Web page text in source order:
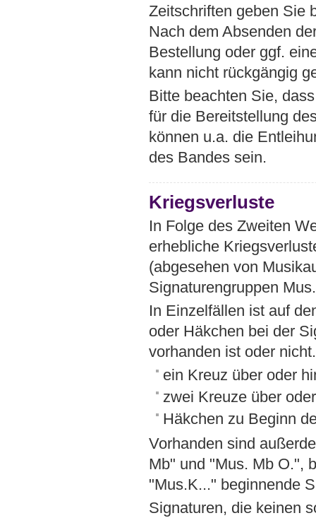
Zeitschriften geben Sie
Nach dem Absenden
Bestellung oder ggf.
kann nicht rückgängig
Bitte beachten Sie,
für die Bereitstellung
können u.a. die
des Bandes sein.
Kriegsverluste
In Folge des Zweiten
erhebliche
(abgesehen von
Signaturengruppen
In Einzelfällen ist auf
oder Häkchen bei der
vorhanden ist oder
ein Kreuz über oder
zwei Kreuze über
Häkchen zu Beginn
Vorhanden sind
Mb" und "Mus. Mb O.",
"Mus.K..." beginnende
Signaturen, die keinen